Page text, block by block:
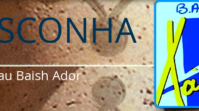
Baish Ador